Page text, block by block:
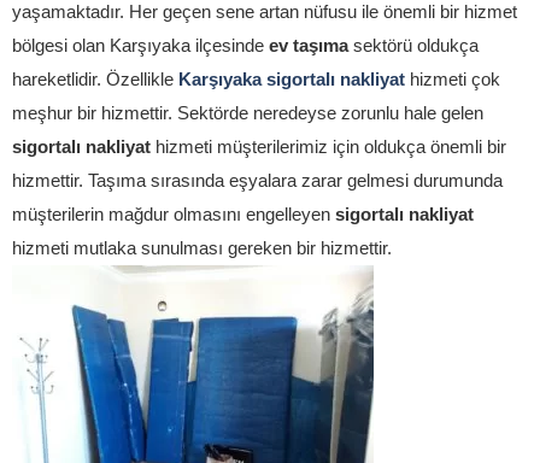
yaşamaktadır. Her geçen sene artan nüfusu ile önemli bir hizmet
bölgesi olan Karşıyaka ilçesinde ev taşımasektörü oldukça
hareketlidir. Özellikle Karşıyaka sigortalı nakliyat hizmeti çok
meşhur bir hizmettir. Sektörde neredeyse zorunlu hale gelen
sigortalı nakliyat hizmeti müşterilerimiz için oldukça önemli bir
hizmettir. Taşıma sırasında eşyalara zarar gelmesi durumunda
müşterilerin mağdur olmasını engelleyen sigortalı nakliyat
hizmeti mutlaka sunulması gereken bir hizmettir.